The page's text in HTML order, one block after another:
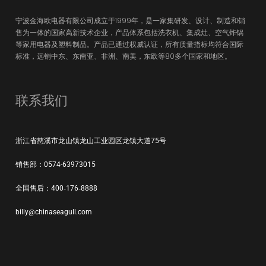
宁波金海欧电器有限公司成立于1999年，是一家集研发、设计、制造和销
售为一体的国家高新技术企业，产品体系包括洗衣机、集成灶、空气炸锅
等家用电器及塑料制品。产品已通过权威认证，所有质量指标均符合国际
标准，远销中东、东南亚、非洲、南美，东欧等80多个国家和地区。
联系我们
浙江省慈溪市龙山镇龙山工业园区龙镇大道75号
销售部：0574-63973015
全国售后：400‑176‑8888
billy@chinaseagull.com